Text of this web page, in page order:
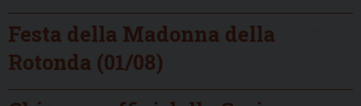
Festa della Madonna della
Rotonda (01/08)